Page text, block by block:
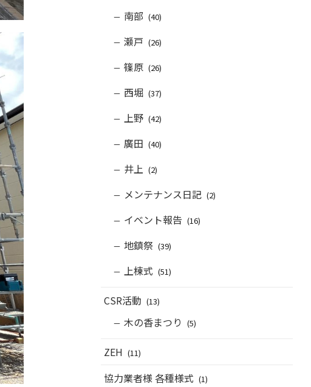
南部 (40)
瀬戸 (26)
篠原 (26)
西堀 (37)
上野 (42)
廣田 (40)
井上 (2)
メンテナンス日記 (2)
イベント報告 (16)
地鎮祭 (39)
上棟式 (51)
CSR活動 (13)
木の香まつり (5)
ZEH (11)
協力業者様 各種様式 (1)